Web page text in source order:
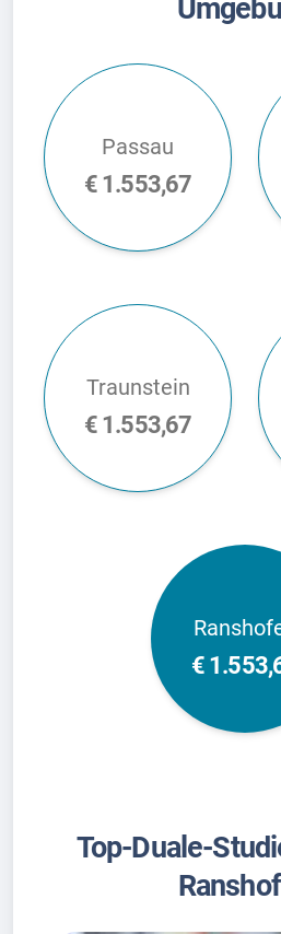
Passau
€ 1.553,67
Traunstein
€ 1.553,67
€
Top-Duale-